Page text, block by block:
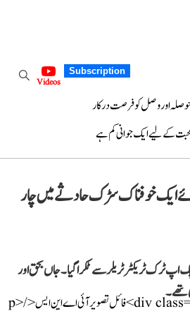
Subscription
Videos
حوصلہ اور وصل کو فرصت درکار
کے لیے ایک جوانی کم ہے
ایک خوفناک سڑک حادثے میں چار
ٹرک ٹریکٹر ٹریلر سے ٹکرا گیا۔ جاں بحق اور
تھے۔